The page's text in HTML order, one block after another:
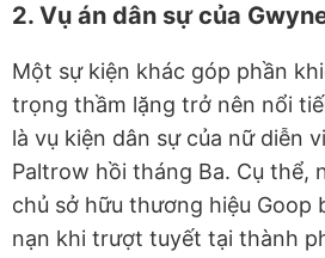
2. Vụ án dân sự của
Một sự kiện khác góp phần
trọng thầm lặng trở nên nổi
là vụ kiện dân sự của nữ diễn
Paltrow hồi tháng Ba. Cụ thể,
chủ sở hữu thương hiệu Goop
nạn khi trượt tuyết tại thành